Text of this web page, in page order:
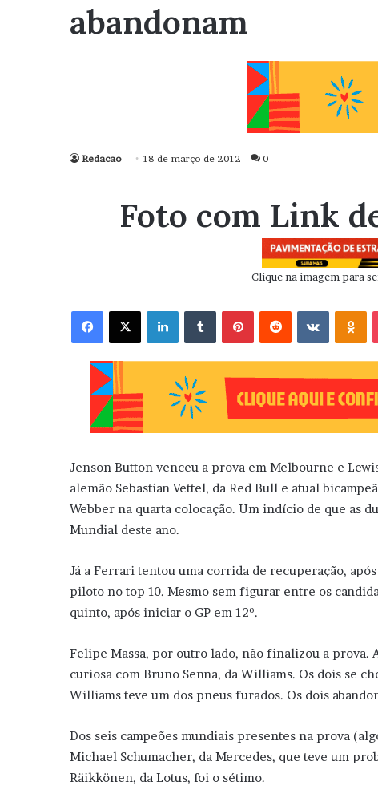
abandonam
Redacao 18 de março de 2012 0
Foto com Link
Clique na imagem para
Facebook X Linkedin VK OK
Jenson Button venceu a prova em Melbourne e
alemão Sebastian Vettel, da Red Bull e atual
Webber na quarta colocação. Um indício de que as
Mundial deste ano.
Já a Ferrari tentou uma corrida de recuperação,
piloto no top 10. Mesmo sem figurar entre os
quinto, após iniciar o GP em 12º.
Felipe Massa, por outro lado, não finalizou a
curiosa com Bruno Senna, da Williams. Os dois se
Williams teve um dos pneus furados. Os dois
Dos seis campeões mundiais presentes na prova
Michael Schumacher, da Mercedes, que teve um
Räikkönen, da Lotus, foi o sétimo.